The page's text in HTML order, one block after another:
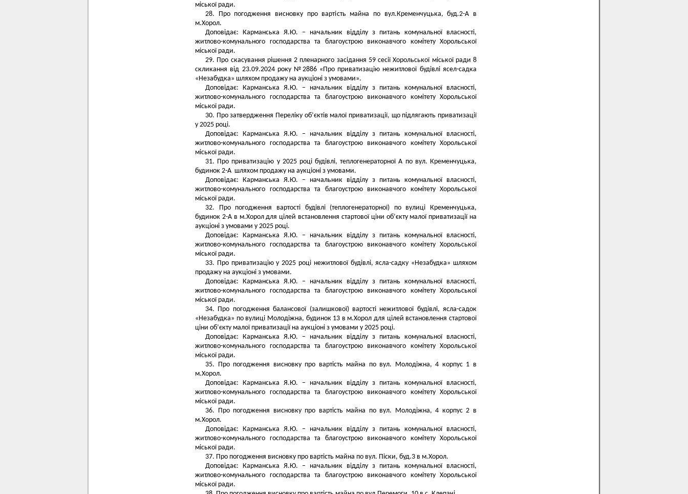
міської ради.
28. Про погодження висновку про вартість майна по вул.Кременчуцька, буд.2-А в
м.Хорол.
Доповідає: Карманська Я.Ю. – начальник відділу з питань комунальної власності,
житлово-комунального господарства та благоустрою виконавчого комітету Хорольської
міської ради.
29. Про скасування рішення 2 пленарного засідання 59 сесії Хорольської міської ради 8
скликання від 23.09.2024 року №2886 «Про приватизацію нежитлової будівлі ясел-садка
«Незабудка» шляхом продажу на аукціоні з умовами».
Доповідає: Карманська Я.Ю. – начальник відділу з питань комунальної власності,
житлово-комунального господарства та благоустрою виконавчого комітету Хорольської
міської ради.
30. Про затвердження Переліку об’єктів малої приватизації, що підлягають приватизації
у 2025 році.
Доповідає: Карманська Я.Ю. – начальник відділу з питань комунальної власності,
житлово-комунального господарства та благоустрою виконавчого комітету Хорольської
міської ради.
31. Про приватизацію у 2025 році будівлі, теплогенераторної А по вул. Кременчуцька,
будинок 2-А шляхом продажу на аукціоні з умовами.
Доповідає: Карманська Я.Ю. – начальник відділу з питань комунальної власності,
житлово-комунального господарства та благоустрою виконавчого комітету Хорольської
міської ради.
32. Про погодження вартості будівлі (теплогенераторної) по вулиці Кременчуцька,
будинок 2-А в м.Хорол для цілей встановлення стартової ціни об’єкту малої приватизації на
аукціоні з умовами у 2025 році.
Доповідає: Карманська Я.Ю. – начальник відділу з питань комунальної власності,
житлово-комунального господарства та благоустрою виконавчого комітету Хорольської
міської ради.
33. Про приватизацію у 2025 році нежитлової будівлі, ясла-садку «Незабудка» шляхом
продажу на аукціоні з умовами.
Доповідає: Карманська Я.Ю. – начальник відділу з питань комунальної власності,
житлово-комунального господарства та благоустрою виконавчого комітету Хорольської
міської ради.
34. Про погодження балансової (залишкової) вартості нежитлової будівлі, ясла-садок
«Незабудка» по вулиці Молодіжна, будинок 13 в м.Хорол для цілей встановлення стартової
ціни об’єкту малої приватизації на аукціоні з умовами у 2025 році.
Доповідає: Карманська Я.Ю. – начальник відділу з питань комунальної власності,
житлово-комунального господарства та благоустрою виконавчого комітету Хорольської
міської ради.
35. Про погодження висновку про вартість майна по вул. Молодіжна, 4 корпус 1 в
м.Хорол.
Доповідає: Карманська Я.Ю. – начальник відділу з питань комунальної власності,
житлово-комунального господарства та благоустрою виконавчого комітету Хорольської
міської ради.
36. Про погодження висновку про вартість майна по вул. Молодіжна, 4 корпус 2 в
м.Хорол.
Доповідає: Карманська Я.Ю. – начальник відділу з питань комунальної власності,
житлово-комунального господарства та благоустрою виконавчого комітету Хорольської
міської ради.
37. Про погодження висновку про вартість майна по вул. Піски, буд.3 в м.Хорол.
Доповідає: Карманська Я.Ю. – начальник відділу з питань комунальної власності,
житлово-комунального господарства та благоустрою виконавчого комітету Хорольської
міської ради.